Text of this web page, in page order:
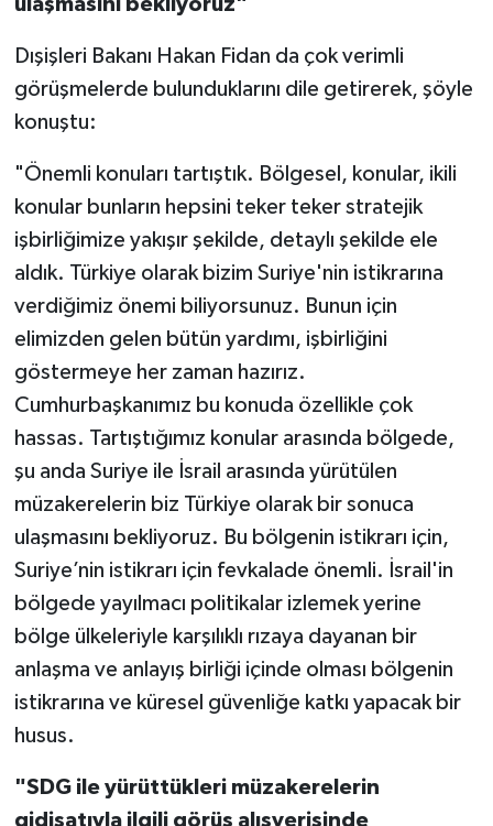
ulaşmasını bekliyoruz"
Dışişleri Bakanı Hakan Fidan da çok verimli
görüşmelerde bulunduklarını dile getirerek, şöyle
konuştu:
"Önemli konuları tartıştık. Bölgesel, konular, ikili
konular bunların hepsini teker teker stratejik
işbirliğimize yakışır şekilde, detaylı şekilde ele
aldık. Türkiye olarak bizim Suriye'nin istikrarına
verdiğimiz önemi biliyorsunuz. Bunun için
elimizden gelen bütün yardımı, işbirliğini
göstermeye her zaman hazırız.
Cumhurbaşkanımız bu konuda özellikle çok
hassas. Tartıştığımız konular arasında bölgede,
şu anda Suriye ile İsrail arasında yürütülen
müzakerelerin biz Türkiye olarak bir sonuca
ulaşmasını bekliyoruz. Bu bölgenin istikrarı için,
Suriye’nin istikrarı için fevkalade önemli. İsrail'in
bölgede yayılmacı politikalar izlemek yerine
bölge ülkeleriyle karşılıklı rızaya dayanan bir
anlaşma ve anlayış birliği içinde olması bölgenin
istikrarına ve küresel güvenliğe katkı yapacak bir
husus.
"SDG ile yürüttükleri müzakerelerin
gidişatıyla ilgili görüş alışverişinde